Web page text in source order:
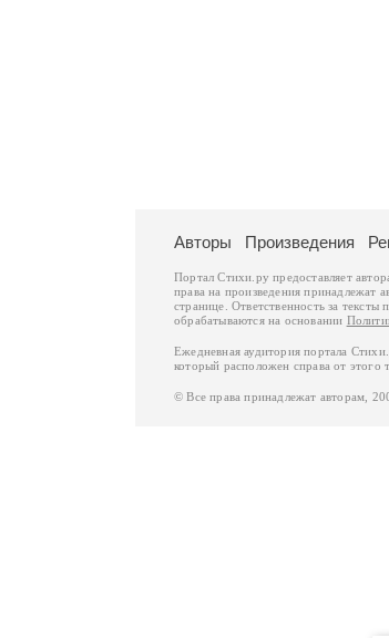
Авторы Произведения
Портал Стихи.ру предоставляет
права на произведения принадлежат
странице. Ответственность за
обрабатываются на основании
Ежедневная аудитория портала
который расположен справа от этого
© Все права принадлежат авторам,